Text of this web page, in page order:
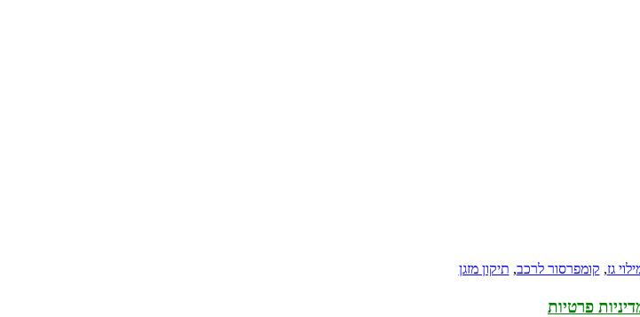
גז, קומפרסור לרכב, תיקון מזגן
פרטיות